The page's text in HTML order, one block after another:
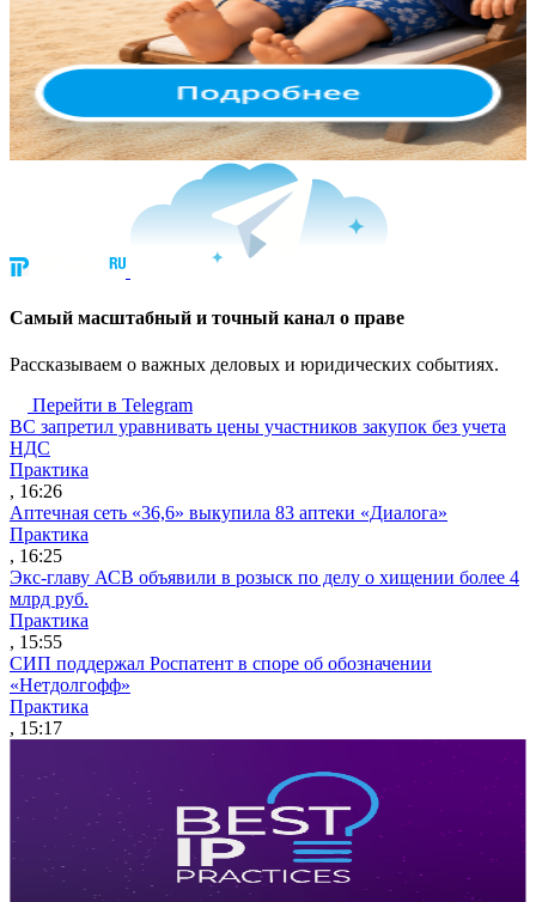
Cамый масштабный и точный канал о праве
Рассказываем о важных деловых и юридических событиях.
Перейти в Telegram
ВС запретил уравнивать цены участников закупок без учета
НДС
Практика
, 16:26
Аптечная сеть «36,6» выкупила 83 аптеки «Диалога»
Практика
, 16:25
Экс-главу АСВ объявили в розыск по делу о хищении более 4
млрд руб.
Практика
, 15:55
СИП поддержал Роспатент в споре об обозначении
«Нетдолгофф»
Практика
, 15:17